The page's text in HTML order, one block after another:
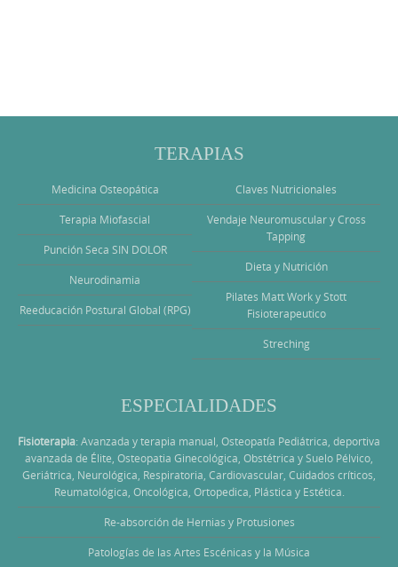
TERAPIAS
Medicina Osteopática
Terapia Miofascial
Punción Seca SIN DOLOR
Neurodinamia
Reeducación Postural Global (RPG)
Claves Nutricionales
Vendaje Neuromuscular y Cross
Tapping
Dieta y Nutrición
Pilates Matt Work y Stott
Fisioterapeutico
Streching
ESPECIALIDADES
Fisioterapia: Avanzada y terapia manual, Osteopatía Pediátrica, deportiva
avanzada de Élite, Osteopatia Ginecológica, Obstétrica y Suelo Pélvico,
Geriátrica, Neurológica, Respiratoria, Cardiovascular, Cuidados críticos,
Reumatológica, Oncológica, Ortopedica, Plástica y Estética.
Re-absorción de Hernias y Protusiones
Patologías de las Artes Escénicas y la Música